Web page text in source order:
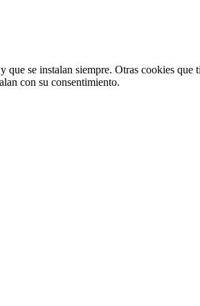
se instalan siempre. Otras cookies
con su consentimiento.